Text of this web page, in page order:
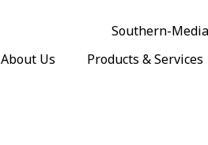
About Us Products & Services